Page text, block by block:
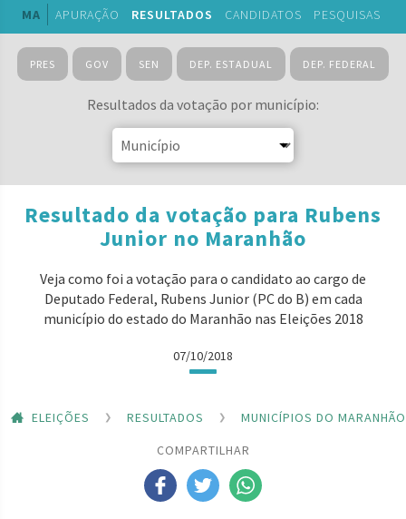
MA APURAÇÃO RESULTADOS CANDIDATOS PESQUISAS
PRES GOV SEN DEP. ESTADUAL DEP. FEDERAL
Resultados da votação por município:
Resultado da votação para Rubens
Junior no Maranhão
Veja como foi a votação para o candidato ao cargo de
Deputado Federal, Rubens Junior (PC do B) em cada
município do estado do Maranhão nas Eleições 2018
07/10/2018
ELEIÇÕES RESULTADOS
MUNICÍPIOS DO MARANHÃO
COMPARTILHAR